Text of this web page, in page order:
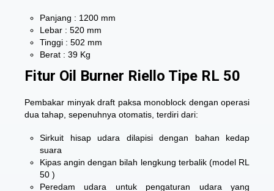
Panjang : 1200 mm
Lebar : 520 mm
Tinggi : 502 mm
Berat : 39 Kg
Fitur Oil Burner Riello Tipe RL 50
Pembakar minyak draft paksa monoblock dengan operasi
dua tahap, sepenuhnya otomatis, terdiri dari:
Sirkuit hisap udara dilapisi dengan bahan kedap
suara
Kipas angin dengan bilah lengkung terbalik (model RL
50 )
Peredam udara untuk pengaturan udara yang